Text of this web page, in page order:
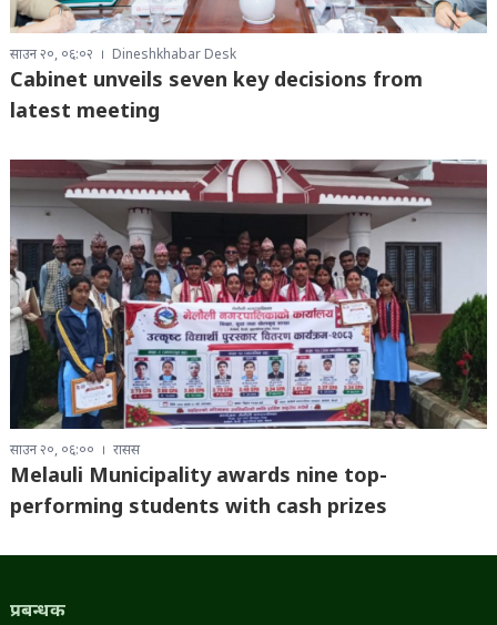
साउन २०, ०६:०२ Dineshkhabar Desk
Cabinet unveils seven key decisions from
latest meeting
साउन २०, ०६:०० रासस
Melauli Municipality awards nine top-
performing students with cash prizes
प्रबन्धक